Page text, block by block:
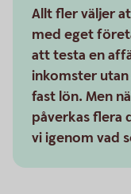
Allt fler väljer
med eget
att testa en
inkomster
fast lön. Men
påverkas flera
vi igenom vad